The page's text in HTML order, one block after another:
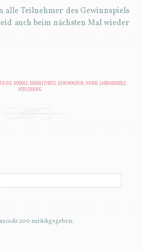
alle Teilnehmer des Gewinnspiels
auch beim nächsten Mal wieder
GO, DOODLE, DOODLETIMES, GEWINNERIN, HUND, LABRADOODLE,
VERLOSUNG
200 zurückgegeben.